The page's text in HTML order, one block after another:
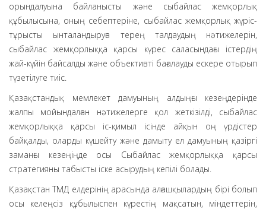
орындалуына байланысты және сыбайлас жемқорлық
құбылысына, оның себептеріне, сыбайлас жемқорлық жүріс-
тұрысты ынталандыруға терең талдаудың нәтижелерін,
сыбайлас жемқорлыққа қарсы күрес саласындағы істердің
жай-күйін байсалды және объективті бағалауды ескере отырып
түзетілуге тиіс.
Қазақстандық мемлекет дамуының алдыңғы кезеңдерінде
жалпы мойындалған нәтижелерге қол жеткізілді, сыбайлас
жемқорлыққа қарсы іс-қимыл ісінде айқын оң үрдістер
байқалды, оларды күшейту және дамыту ел дамуының қазіргі
заманғы кезеңіңде осы Сыбайлас жемқорлыққа қарсы
стратегияны табысты іске асырудың кепілі болады.
Қазақстан ТМД елдерінің арасында алғашқылардың бірі болып
осы келеңсіз құбылыспен күрестің мақсатын, міндеттерін,